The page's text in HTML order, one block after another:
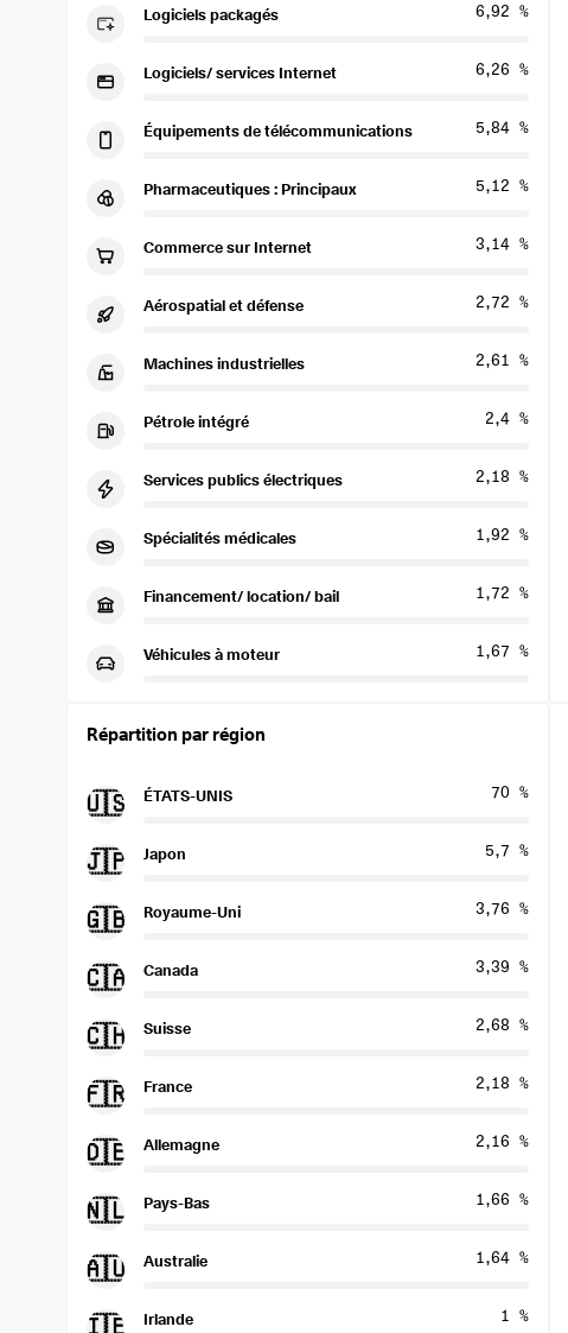
Logiciels packagés 6,92 %
Logiciels/ services Internet 6,26 %
Équipements de télécommunications 5,84 %
Pharmaceutiques : Principaux 5,12 %
Commerce sur Internet 3,14 %
Aérospatial et défense 2,72 %
Machines industrielles 2,61 %
Pétrole intégré 2,4 %
Services publics électriques 2,18 %
Spécialités médicales 1,92 %
Financement/ location/ bail 1,72 %
Véhicules à moteur 1,67 %
Répartition par région
🇺🇸 ÉTATS-UNIS 70 %
🇯🇵 Japon 5,7 %
🇬🇧 Royaume-Uni 3,76 %
🇨🇦 Canada 3,39 %
🇨🇭 Suisse 2,68 %
🇫🇷 France 2,18 %
🇩🇪 Allemagne 2,16 %
🇳🇱 Pays-Bas 1,66 %
🇦🇺 Australie 1,64 %
Irlande 1 %